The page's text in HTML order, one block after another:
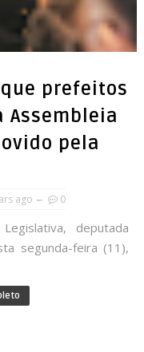
prefeitos
Assembleia
pela
ago 0
deputada
segunda-feira (11),